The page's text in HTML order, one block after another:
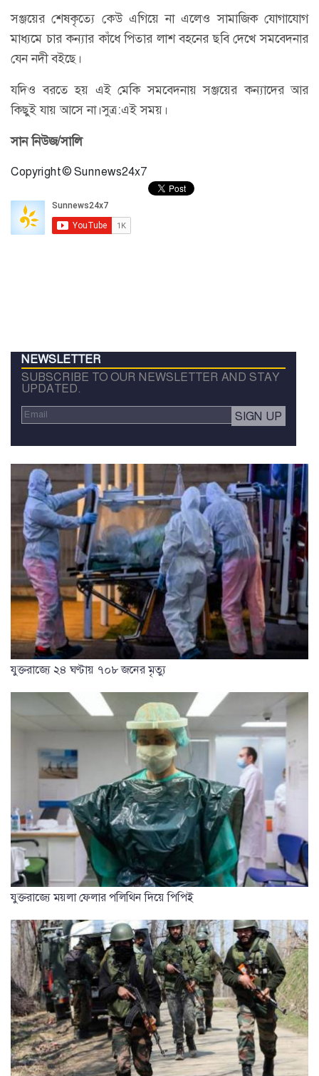
সঞ্জয়ের শেষকৃত্যে কেউ এগিয়ে না এলেও সামাজিক যোগাযোগ
মাধ্যমে চার কন্যার কাঁধে পিতার লাশ বহনের ছবি দেখে সমবেদনার
যেন নদী বইছে।
যদিও বরতে হয় এই মেকি সমবেদনায় সঞ্জয়ের কন্যাদের আর
কিছুই যায় আসে না।সুত্র:এই সময়।
সান নিউজ/সালি
Copyright © Sunnews24x7
NEWSLETTER
SUBSCRIBE TO OUR NEWSLETTER AND STAY
UPDATED.
যুক্তরাজ্যে ২৪ ঘণ্টায় ৭০৮ জনের মৃত্যু
যুক্তরাজ্যে ময়লা ফেলার পলিথিন দিয়ে পিপিই